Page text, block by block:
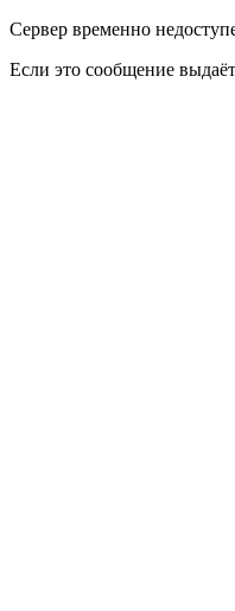
Сервер временно
Если это сообщение